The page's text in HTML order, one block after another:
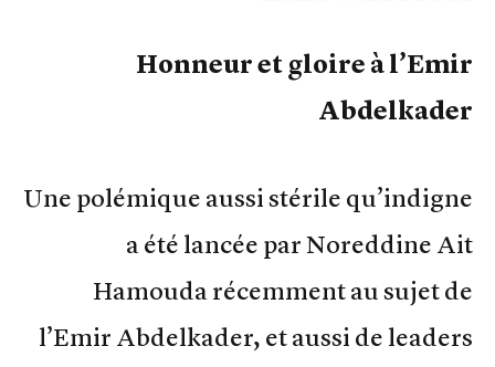
Honneur et gloire à l’Emir
Abdelkader
Une polémique aussi stérile qu’indigne
a été lancée par Noreddine Ait
Hamouda récemment au sujet de
l’Emir Abdelkader, et aussi de leaders